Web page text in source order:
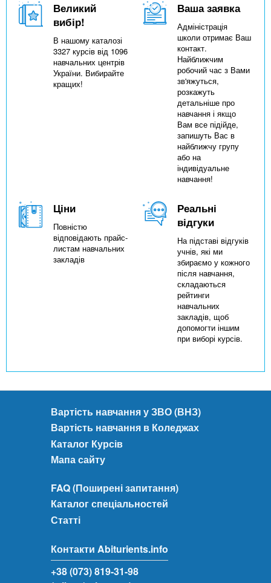
Великий
вибір!
В нашому каталозі
3327 курсів від 1096
навчальних центрів
України. Вибирайте
кращих!
Ваша заявка
Адміністрація
школи отримає Ваш
контакт.
Найближчим
робочий час з Вами
зв'яжуться,
розкажуть
детальніше про
навчання і якщо
Вам все підійде,
запишуть Вас в
найближчу групу
або на
індивідуальне
навчання!
Ціни
Повністю
відповідають прайс-
листам навчальних
закладів
Реальні
відгуки
На підставі відгуків
учнів, які ми
збираємо у кожного
після навчання,
складаються
рейтинги
навчальних
закладів, щоб
допомогти іншим
при виборі курсів.
Вартість навчання у ЗВО (ВНЗ)
Вартість навчання в Коледжах
Каталог Курсів
Мапа сайту
FAQ (Поширені запитання)
Каталог спеціальностей
Статті
Контакти Abiturients.info
+38 (073) 819-31-98